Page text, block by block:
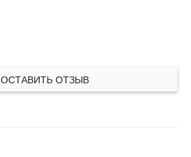
ОСТАВИТЬ ОТЗЫВ